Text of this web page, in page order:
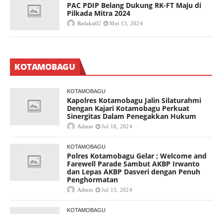
PAC PDIP Belang Dukung RK-FT Maju di
Pilkada Mitra 2024
Redaksi02 Mei 13, 2024
KOTAMOBAGU
KOTAMOBAGU
Kapolres Kotamobagu Jalin Silaturahmi
Dengan Kajari Kotamobagu Perkuat
Sinergitas Dalam Penegakkan Hukum
Admin Jul 18, 2024
KOTAMOBAGU
Polres Kotamobagu Gelar ; Welcome and
Farewell Parade Sambut AKBP Irwanto
dan Lepas AKBP Dasveri dengan Penuh
Penghormatan
Admin Jul 13, 2024
KOTAMOBAGU